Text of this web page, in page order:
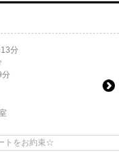
13分
分
トをお約束☆